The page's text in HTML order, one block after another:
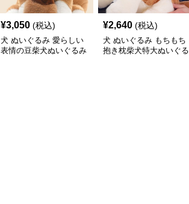
¥3,050 (税込)
犬 ぬいぐるみ 愛らしい
表情の豆柴犬ぬいぐるみ
¥2,640 (税込)
犬 ぬいぐるみ もちもち
抱き枕柴犬特大ぬいぐる